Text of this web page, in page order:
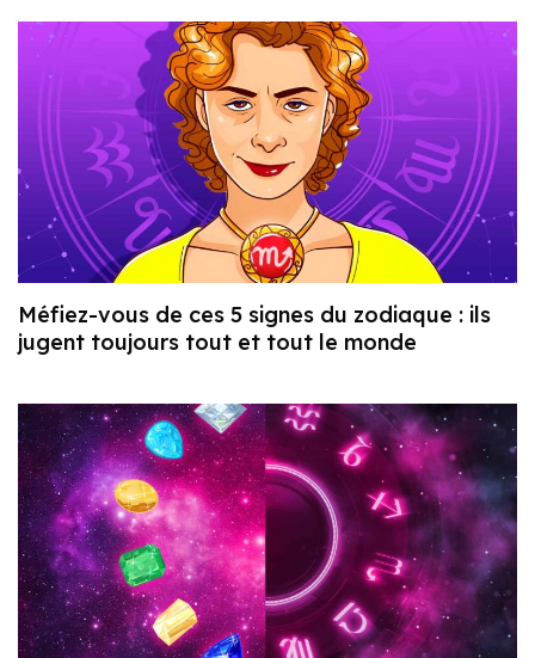
Méfiez-vous de ces 5 signes du zodiaque : ils
jugent toujours tout et tout le monde